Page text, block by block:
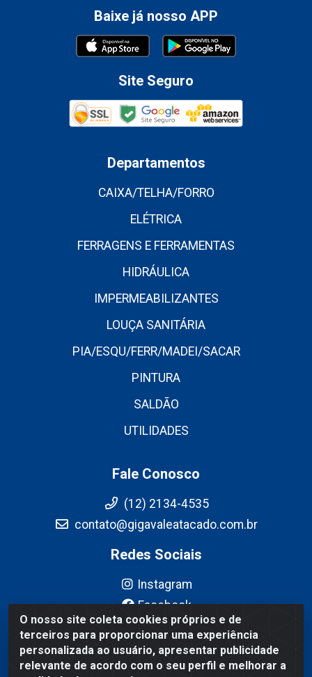
O nosso site coleta cookies próprios e de
terceiros para proporcionar uma experiência
personalizada ao usuário, apresentar publicidade
relevante de acordo com o seu perfil e melhorar a
Baixe já nosso APP
Site Seguro
Departamentos
CAIXA/TELHA/FORRO
ELÉTRICA
FERRAGENS E FERRAMENTAS
HIDRÁULICA
IMPERMEABILIZANTES
LOUÇA SANITÁRIA
PIA/ESQU/FERR/MADEI/SACAR
PINTURA
SALDÃO
UTILIDADES
Fale Conosco
(12) 2134-4535
contato@gigavaleatacado.com.br
Redes Sociais
Instagram
Facebook
YouTube
Linkedin